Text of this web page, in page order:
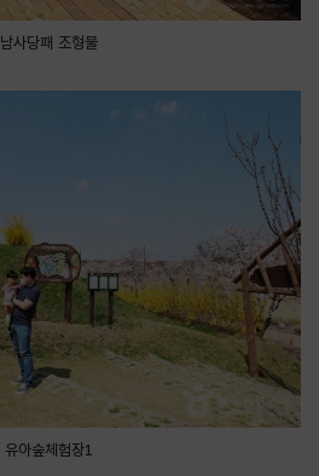
남사당패 조형물
유아숲체험장1